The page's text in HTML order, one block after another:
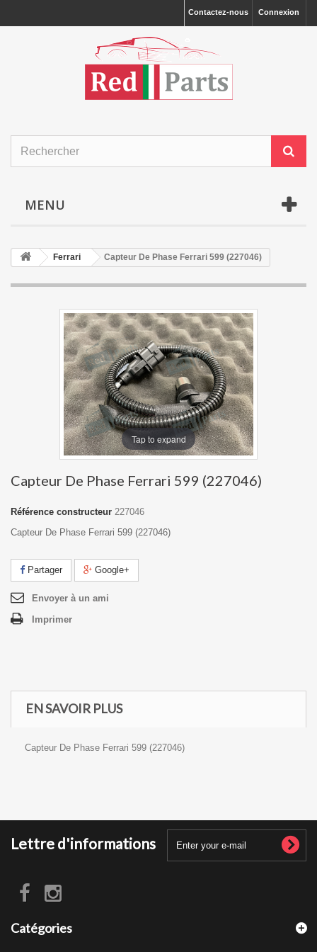
Connexion
Contactez-nous
MENU
Ferrari Capteur De Phase Ferrari 599 (227046)
Tap to expand
Capteur De Phase Ferrari 599 (227046)
Référence constructeur 227046
Capteur De Phase Ferrari 599 (227046)
Partager Google+
Envoyer à un ami
Imprimer
EN SAVOIR PLUS
Capteur De Phase Ferrari 599 (227046)
Lettre d'informations
Catégories